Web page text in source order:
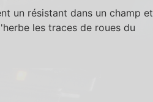
un résistant dans un champ et
les traces de roues du